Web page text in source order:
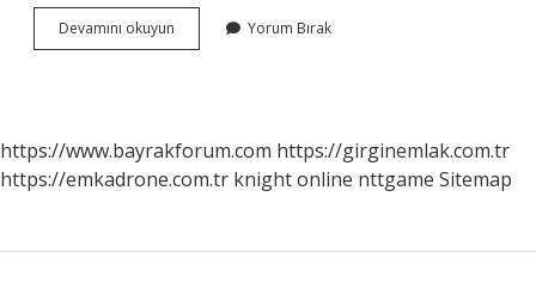
Devamını okuyun
Hemşire
Yorum Bırak
https://www.bayrakforum.com https://girginemlak.com.tr
https://emkadrone.com.tr knight online nttgame Sitemap